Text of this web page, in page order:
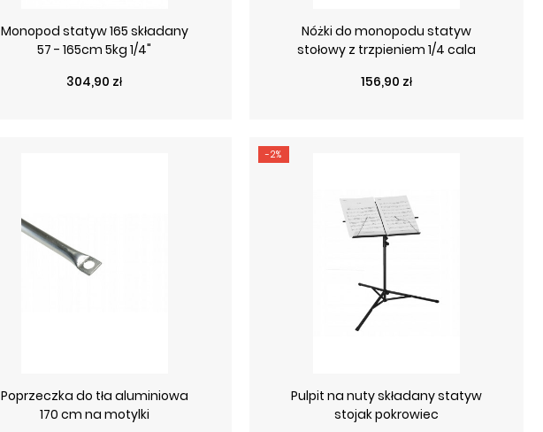
Monopod statyw 165 składany
57 - 165cm 5kg 1/4"
Cena
304,90 zł
Nóżki do monopodu statyw
stołowy z trzpieniem 1/4 cala
Cena
156,90 zł
Poprzeczka do tła aluminiowa
170 cm na motylki
-2%
Pulpit na nuty składany statyw
stojak pokrowiec